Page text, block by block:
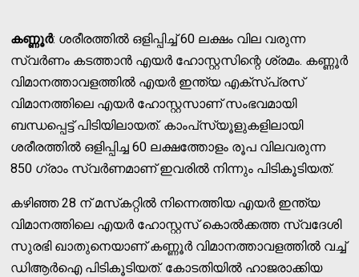
കണ്ണൂര്‍: ശരീരത്തില്‍ ഒളിപ്പിച്ച് 60 ലക്ഷം വില വരുന്ന
സ്വര്‍ണം കടത്താന്‍ എയര്‍ ഹോസ്റ്റസിന്റെ ശ്രമം. കണ്ണൂര്‍
വിമാനത്താവളത്തില്‍ എയര്‍ ഇന്ത്യ എക്‌സ്പ്രസ്
വിമാനത്തിലെ എയര്‍ ഹോസ്റ്റസാണ് സംഭവമായി
ബന്ധപ്പെട്ട് പിടിയിലായത്. കാംപ്‌സ്യൂളുകളിലായി
ശരീരത്തില്‍ ഒളിപ്പിച്ച 60 ലക്ഷത്തോളം രൂപ വിലവരുന്ന
850 ഗ്രാം സ്വര്‍ണമാണ് ഇവരില്‍ നിന്നും പിടികൂടിയത്.
കഴിഞ്ഞ 28 ന് മസ്‌കറ്റില്‍ നിന്നെത്തിയ എയര്‍ ഇന്ത്യ
വിമാനത്തിലെ എയര്‍ ഹോസ്റ്റസ് കൊല്‍ക്കത്ത സ്വദേശി
സുരഭി ഖാതുനെയാണ് കണ്ണൂര്‍ വിമാനത്താവളത്തില്‍ വച്ച്
ഡിആര്‍ഐ പിടികൂടിയത്. കോടതിയില്‍ ഹാജരാക്കിയ